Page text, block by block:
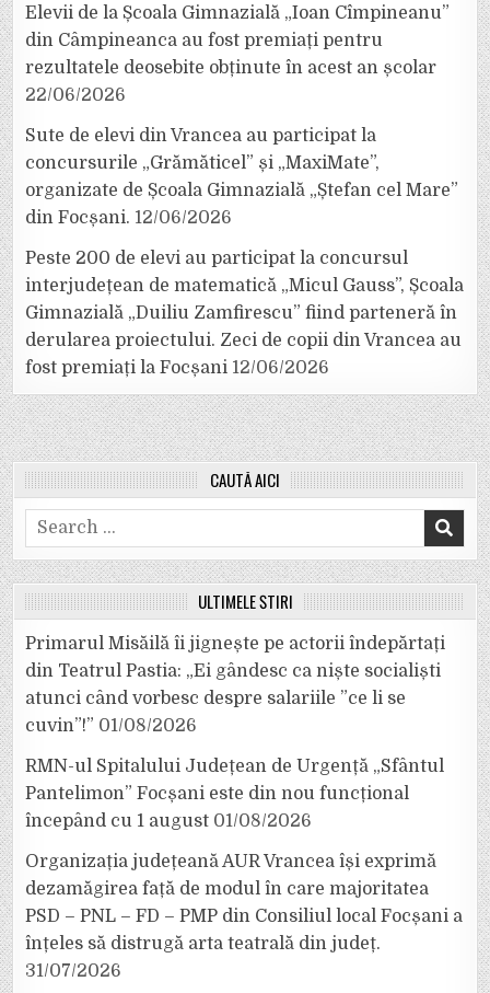
Elevii de la Școala Gimnazială „Ioan Cîmpineanu”
din Câmpineanca au fost premiați pentru
rezultatele deosebite obținute în acest an școlar
22/06/2026
Sute de elevi din Vrancea au participat la
concursurile „Grămăticel” și „MaxiMate”,
organizate de Școala Gimnazială „Ștefan cel Mare”
din Focșani. 12/06/2026
Peste 200 de elevi au participat la concursul
interjudețean de matematică „Micul Gauss”, Școala
Gimnazială „Duiliu Zamfirescu” fiind parteneră în
derularea proiectului. Zeci de copii din Vrancea au
fost premiați la Focșani 12/06/2026
CAUTĂ AICI
Search
for:
ULTIMELE ȘTIRI
Primarul Misăilă îi jignește pe actorii îndepărtați
din Teatrul Pastia: „Ei gândesc ca niște socialiști
atunci când vorbesc despre salariile ”ce li se
cuvin”!” 01/08/2026
RMN-ul Spitalului Județean de Urgență „Sfântul
Pantelimon” Focșani este din nou funcțional
începând cu 1 august 01/08/2026
Organizația județeană AUR Vrancea își exprimă
dezamăgirea față de modul în care majoritatea
PSD – PNL – FD – PMP din Consiliul local Focșani a
înțeles să distrugă arta teatrală din județ.
31/07/2026